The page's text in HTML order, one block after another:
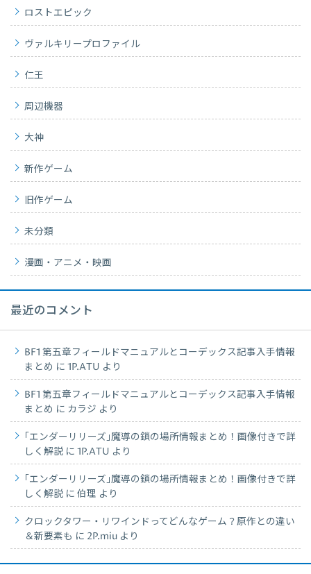
ロストエピック
ヴァルキリープロファイル
仁王
周辺機器
大神
新作ゲーム
旧作ゲーム
未分類
漫画・アニメ・映画
最近のコメント
BF1 第五章フィールドマニュアルとコーデックス記事入手情報
まとめ に 1P.ATU より
BF1 第五章フィールドマニュアルとコーデックス記事入手情報
まとめ に カラジ より
｢エンダーリリーズ｣魔導の鎖の場所情報まとめ！画像付きで詳
しく解説 に 1P.ATU より
｢エンダーリリーズ｣魔導の鎖の場所情報まとめ！画像付きで詳
しく解説 に 伯理 より
クロックタワー・リワインドってどんなゲーム？原作との違い
＆新要素も に 2P.miu より